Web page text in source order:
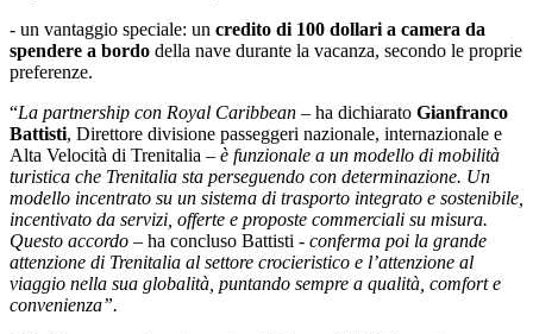
- un vantaggio speciale: un credito di 100 dollari a camera da
spendere a bordo della nave durante la vacanza, secondo le proprie
preferenze.
“La partnership con Royal Caribbean – ha dichiarato Gianfranco
Battisti, Direttore divisione passeggeri nazionale, internazionale e
Alta Velocità di Trenitalia – è funzionale a un modello di mobilità
turistica che Trenitalia sta perseguendo con determinazione. Un
modello incentrato su un sistema di trasporto integrato e sostenibile,
incentivato da servizi, offerte e proposte commerciali su misura.
Questo accordo – ha concluso Battisti - conferma poi la grande
attenzione di Trenitalia al settore crocieristico e l’attenzione al
viaggio nella sua globalità, puntando sempre a qualità, comfort e
convenienza”.